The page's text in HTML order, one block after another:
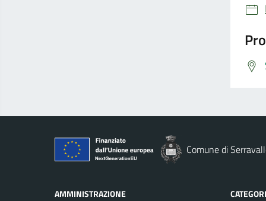
Comune di
AMMINISTRAZIONE